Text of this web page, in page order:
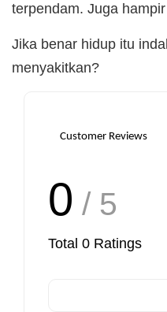
terpendam. Juga
Jika benar hidup itu
menyakitkan?
Customer Reviews
0 / 5
Total 0 Ratings